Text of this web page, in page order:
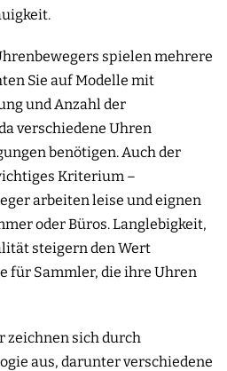
spielen mehrere
Sie auf Modelle mit
und Anzahl der
verschiedene Uhren
benötigen. Auch der
Kriterium –
arbeiten leise und eignen
oder Büros. Langlebigkeit,
steigern den Wert
für Sammler, die ihre Uhren
zeichnen sich durch
aus, darunter verschiedene